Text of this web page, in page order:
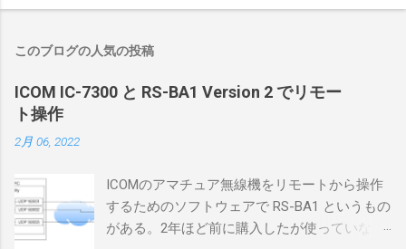
このブログの人気の投稿
ICOM IC-7300 と RS-BA1 Version 2 でリモー
ト操作
2月 06, 2022
ICOMのアマチュア無線機をリモートから操作
するためのソフトウェアで RS-BA1 というもの
がある。2年ほど前に購入したが使っていなか